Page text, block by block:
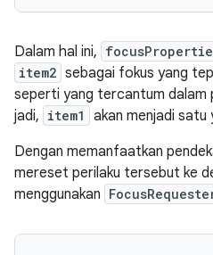
Dalam hal ini,
item2 sebagai fokus yang
seperti yang tercantum dalam
jadi, item1
akan menjadi satu
Dengan memanfaatkan
mereset perilaku tersebut ke
menggunakan